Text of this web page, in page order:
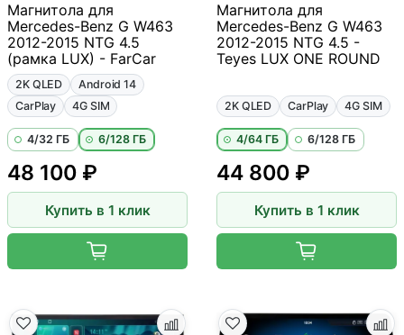
Магнитола для
Mercedes-Benz G W463
2012-2015 NTG 4.5
(рамка LUX) - FarCar
2K QLED
Android 14
CarPlay
4G SIM
4/32 ГБ 6/128 ГБ
48 100 ₽
Купить в 1 клик
Магнитола для
Mercedes-Benz G W463
2012-2015 NTG 4.5 -
Teyes LUX ONE ROUND
2K QLED CarPlay 4G SIM
4/64 ГБ 6/128 ГБ
44 800 ₽
Купить в 1 клик